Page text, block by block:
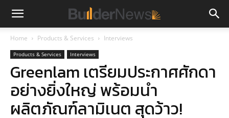
Home Products & Services Interviews
Products & Services Interviews
Greenlam เตรียมประกาศศักดา
อย่างยิ่งใหญ่ พร้อมนำ
ผลิตภัณฑ์ลามิเนต สุดว้าว!